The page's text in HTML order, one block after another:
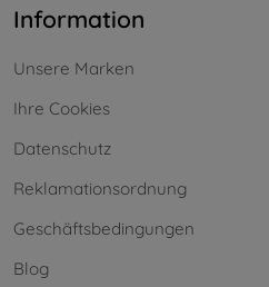
Information
Unsere Marken
Ihre Cookies
Datenschutz
Reklamationsordnung
Geschäftsbedingungen
Blog